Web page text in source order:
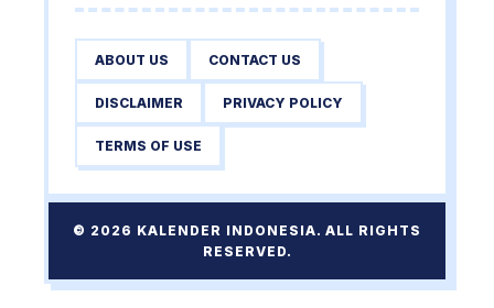
ABOUT US CONTACT US
DISCLAIMER PRIVACY POLICY
TERMS OF USE
© 2026 KALENDER INDONESIA. ALL RIGHTS
RESERVED.